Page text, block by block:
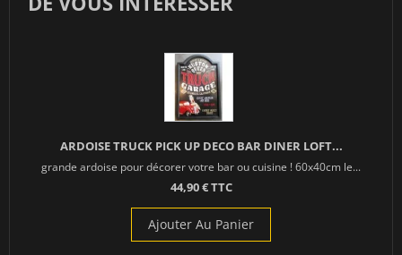
ARDOISE TRUCK PICK UP DECO BAR DINER LOFT...
grande ardoise pour décorer votre bar ou cuisine ! 60x40cm le...
44,90 € TTC
Ajouter Au Panier